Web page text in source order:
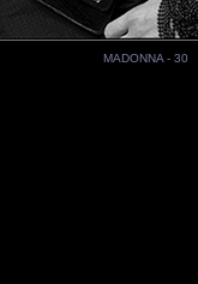
MADONNA - 30